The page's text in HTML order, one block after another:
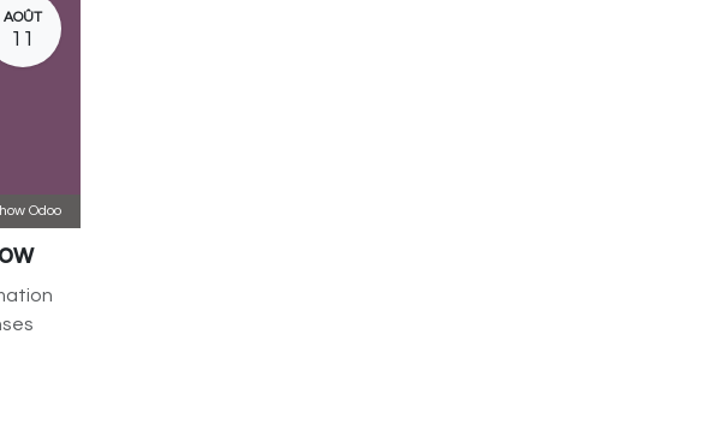
AOÛT
11
Odoo